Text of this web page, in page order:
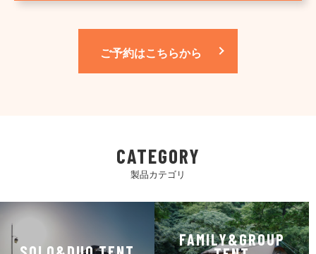
ご予約はこちらから
CATEGORY
製品カテゴリ
FAMILY&GROUP